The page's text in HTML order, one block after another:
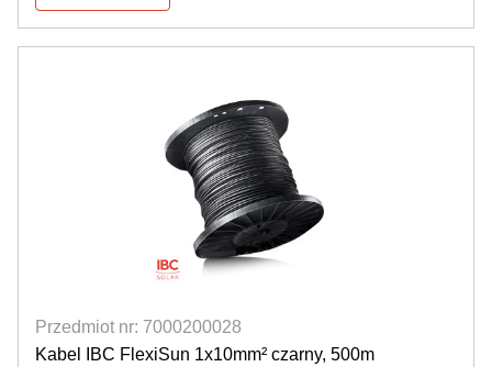
Przedmiot nr: 7000200028
Kabel IBC FlexiSun 1x10mm² czarny, 500m